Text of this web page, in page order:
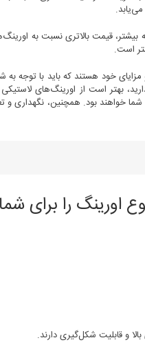
بیشتر، قیمت بالاتری نسبت به
است.
خود هستند که باید با توجه به
بهتر است از اورینگ‌های
شما خواهند بود. همچنین، نگهداری و
اورینگ را برای
و قابلیت شکل‌گیری دارند.